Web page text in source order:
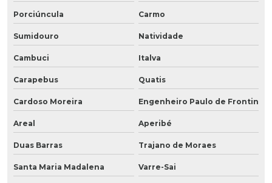
Porciúncula Carmo
Sumidouro Natividade
Cambuci Italva
Carapebus Quatis
Cardoso Moreira Engenheiro Paulo de Frontin
Areal Aperibé
Duas Barras Trajano de Moraes
Santa Maria Madalena Varre-Sai